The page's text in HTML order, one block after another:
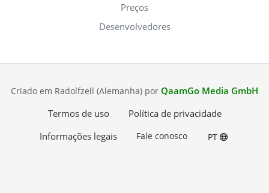
Preços
Desenvolvedores
Criado em Radolfzell (Alemanha) por QaamGo Media GmbH
Termos de uso
Política de privacidade
Informações legais
Fale conosco PT